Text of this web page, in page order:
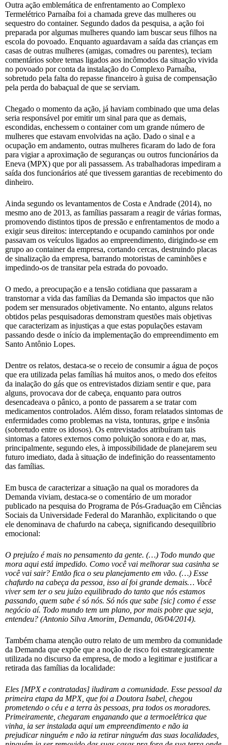
Outra ação emblemática de enfrentamento ao Complexo
Termelétrico Parnaíba foi a chamada greve das mulheres ou
sequestro do container. Segundo dados da pesquisa, a ação foi
preparada por algumas mulheres quando iam buscar seus filhos na
escola do povoado. Enquanto aguardavam a saída das crianças em
casas de outras mulheres (amigas, comadres ou parentes), teciam
comentários sobre temas ligados aos incômodos da situação vivida
no povoado por conta da instalação do Complexo Parnaíba,
sobretudo pela falta do repasse financeiro à guisa de compensação
pela perda do babaçual de que se serviam.
Chegado o momento da ação, já haviam combinado que uma delas
seria responsável por emitir um sinal para que as demais,
escondidas, enchessem o container com um grande número de
mulheres que estavam envolvidas na ação. Dado o sinal e a
ocupação em andamento, outras mulheres ficaram do lado de fora
para vigiar a aproximação de seguranças ou outros funcionários da
Eneva (MPX) que por ali passassem. As trabalhadoras impediram a
saída dos funcionários até que tivessem garantias de recebimento do
dinheiro.
Ainda segundo os levantamentos de Costa e Andrade (2014), no
mesmo ano de 2013, as famílias passaram a reagir de várias formas,
promovendo distintos tipos de pressão e enfrentamentos de modo a
exigir seus direitos: interceptando e ocupando caminhos por onde
passavam os veículos ligados ao empreendimento, dirigindo-se em
grupo ao container da empresa, cortando cercas, destruindo placas
de sinalização da empresa, barrando motoristas de caminhões e
impedindo-os de transitar pela estrada do povoado.
O medo, a preocupação e a tensão cotidiana que passaram a
transtornar a vida das famílias da Demanda são impactos que não
podem ser mensurados objetivamente. No entanto, alguns relatos
obtidos pelas pesquisadoras demonstram questões mais objetivas
que caracterizam as injustiças a que estas populações estavam
passando desde o início da implementação do empreendimento em
Santo Antônio Lopes.
Dentre os relatos, destaca-se o receio de consumir a água de poços
que era utilizada pelas famílias há muitos anos, o medo dos efeitos
da inalação do gás que os entrevistados diziam sentir e que, para
alguns, provocava dor de cabeça, enquanto para outros
desencadeava o pânico, a ponto de passarem a se tratar com
medicamentos controlados. Além disso, foram relatados sintomas de
enfermidades como problemas na vista, tonturas, gripe e insônia
(sobretudo entre os idosos). Os entrevistados atribuíram tais
sintomas a fatores externos como poluição sonora e do ar, mas,
principalmente, segundo eles, à impossibilidade de planejarem seu
futuro imediato, dada à situação de indefinição do reassentamento
das famílias.
Em busca de caracterizar a situação na qual os moradores da
Demanda viviam, destaca-se o comentário de um morador
publicado na pesquisa do Programa de Pós-Graduação em Ciências
Sociais da Universidade Federal do Maranhão, explicitando o que
ele denominava de chafurdo na cabeça, significando desequilíbrio
emocional:
O prejuízo é mais no pensamento da gente. (…) Todo mundo que
mora aqui está impedido. Como você vai melhorar sua casinha se
você vai sair? Então fica o seu planejamento em vão. (…) Esse
chafurdo na cabeça da pessoa, isso aí foi grande demais… Você
viver sem ter o seu juízo equilibrado do tanto que nós estamos
passando, quem sabe é só nós. Só nós que sabe [sic] como é esse
negócio aí. Todo mundo tem um plano, por mais pobre que seja,
entendeu? (Antonio Silva Amorim, Demanda, 06/04/2014).
Também chama atenção outro relato de um membro da comunidade
da Demanda que expõe que a noção de risco foi estrategicamente
utilizada no discurso da empresa, de modo a legitimar e justificar a
retirada das famílias da localidade:
Eles [MPX e contratadas] iludiram a comunidade. Esse pessoal da
primeira etapa da MPX, que foi a Doutora Isabel, chegou
prometendo o céu e a terra às pessoas, pra todos os moradores.
Primeiramente, chegaram enganando que a termoelétrica que
vinha, ia ser instalada aqui um empreendimento e não ia
prejudicar ninguém e não ia retirar ninguém das suas localidades,